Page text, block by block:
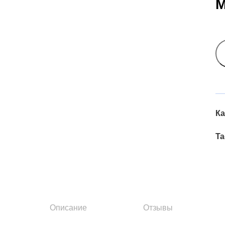
Описание Отзывы